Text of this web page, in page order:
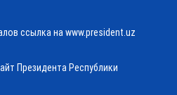
ссылка на www.president.uz
Президента Республики